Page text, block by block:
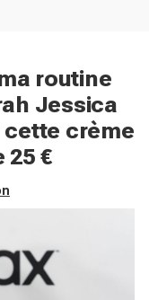
routine
Jessica
cette crème
25 €